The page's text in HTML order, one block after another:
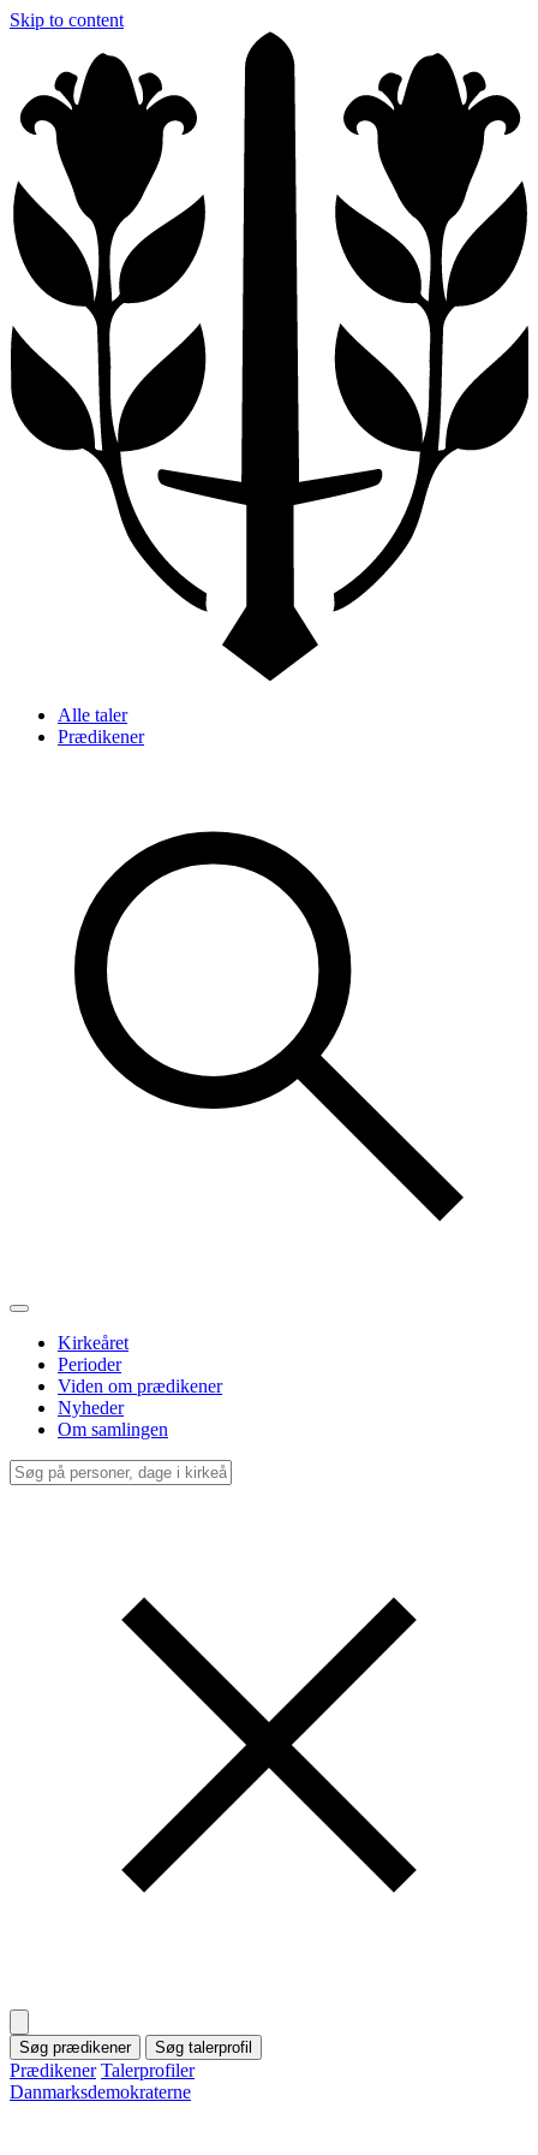
Skip to content
Alle taler
Prædikener
Kirkeåret
Perioder
Viden om prædikener
Nyheder
Om samlingen
Søg prædikener Søg talerprofil
Prædikener Talerprofiler
Danmarksdemokraterne